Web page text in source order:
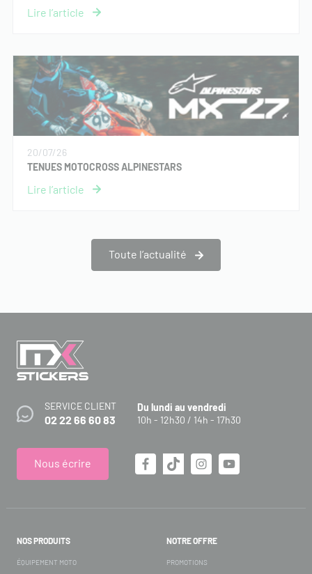
20/07/26
TENUES MOTOCROSS ALPINESTARS
Toute l’actualité
SERVICE CLIENT
02 22 66 60 83
Du lundi au vendredi
10h - 12h30 / 14h - 17h30
Nous écrire
NOS PRODUITS
ÉQUIPEMENT MOTO
NOTRE OFFRE
PROMOTIONS